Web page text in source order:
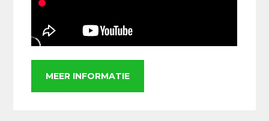
MEER INFORMATIE